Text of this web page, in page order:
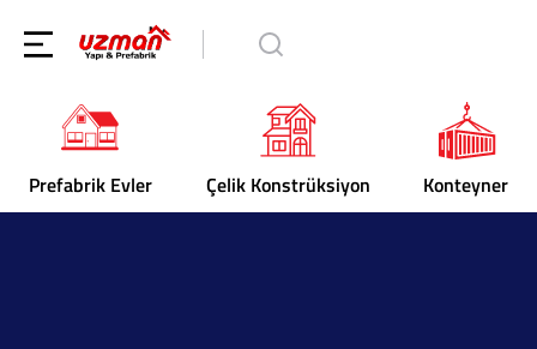
Prefabrik Evler Çelik Konstrüksiyon Konteyner